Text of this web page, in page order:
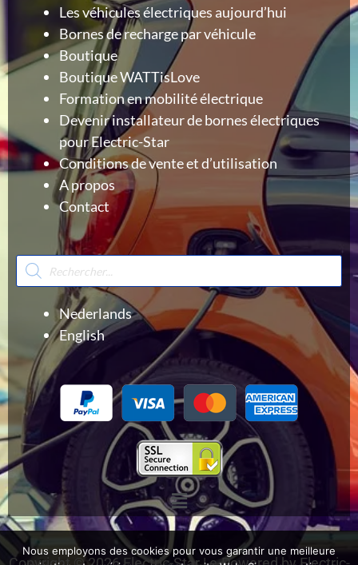
Les véhicules électriques aujourd’hui
Bornes de recharge par véhicule
Boutique
Boutique WATTisLove
Formation en mobilité électrique
Devenir installateur de bornes électriques
pour Electric-Star
Conditions de vente et d’utilisation
A propos
Contact
Recherche
de
produits
Nederlands
English
Menu
Nous employons des cookies pour vous garantir une meilleure